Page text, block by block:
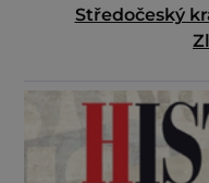
Středočeský